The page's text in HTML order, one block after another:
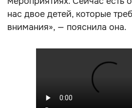
нас двое детей, которые
внимания», — пояснила она.